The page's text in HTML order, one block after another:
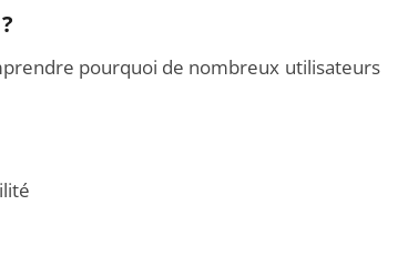
marque
pourquoi de nombreux utilisateurs